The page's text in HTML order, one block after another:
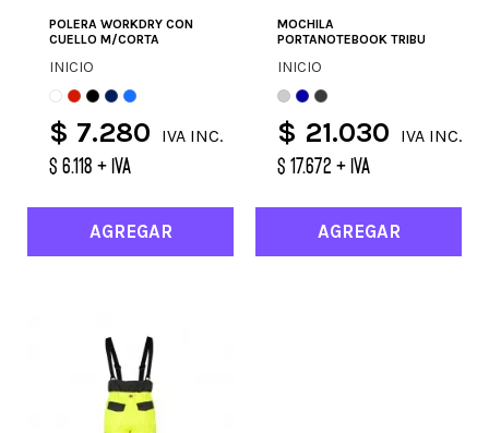
POLERA WORKDRY CON
CUELLO M/CORTA
INICIO
$ 7.280 IVA INC.
$ 6.118 + IVA
AGREGAR
MOCHILA
PORTANOTEBOOK TRIBU
INICIO
$ 21.030 IVA INC.
$ 17.672 + IVA
AGREGAR